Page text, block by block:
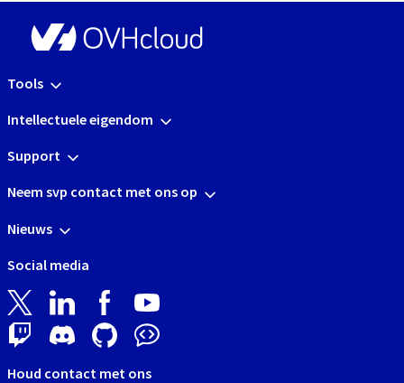
Tools
Intellectuele eigendom
Support
Neem svp contact met ons op
Nieuws
Social media
Houd contact met ons